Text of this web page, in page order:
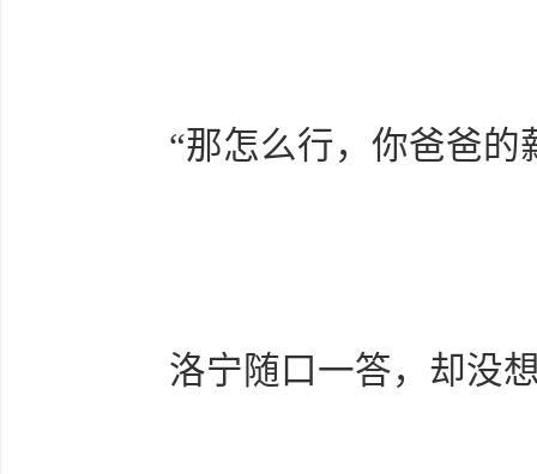
“那怎么行，你爸爸的
洛宁随口一答，却没想